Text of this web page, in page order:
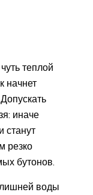
теплой
начнет
иначе
станут
резко
бутонов.
воды